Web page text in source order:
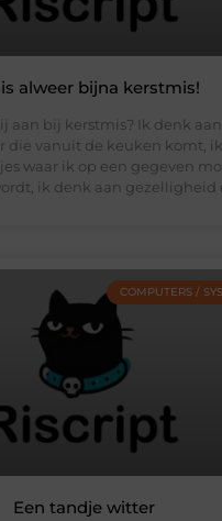
alweer bijna kerstmis!
aan bij kerstmis? Ik denk
die vanuit de keuken komt,
waar ik op een gegeven
ik denk aan gezelligheid
COMPUTERS /
Een tandje witter